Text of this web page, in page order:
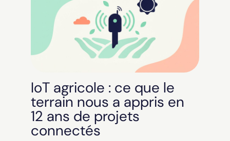
IoT agricole : ce que le
terrain nous a appris en
12 ans de projets
connectés